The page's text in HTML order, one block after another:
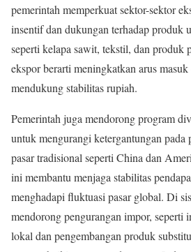
pemerintah memperkuat sektor-sektor
insentif dan dukungan terhadap produk
seperti kelapa sawit, tekstil, dan produk
ekspor berarti meningkatkan arus
mendukung stabilitas rupiah.
Pemerintah juga mendorong program
untuk mengurangi ketergantungan pada
pasar tradisional seperti China dan
ini membantu menjaga stabilitas
menghadapi fluktuasi pasar global. Di
mendorong pengurangan impor, seperti
lokal dan pengembangan produk